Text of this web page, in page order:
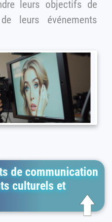
leurs objectifs de
leurs événements
de communication
culturels et